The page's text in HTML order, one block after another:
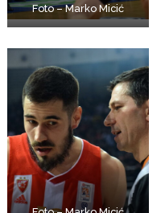
Foto – Marko Micić